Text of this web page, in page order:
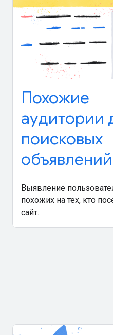
Похожие
аудитории
поисковых
объявлений
Выявление
похожих на тех, кто
сайт.